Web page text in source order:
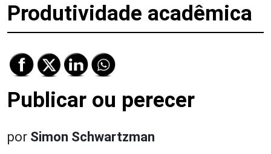
Produtividade acadêmica
Publicar ou perecer
por Simon Schwartzman